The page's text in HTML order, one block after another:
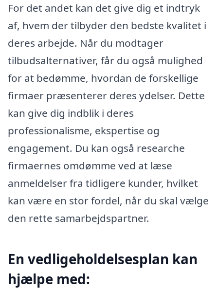
For det andet kan det give dig et indtryk
af, hvem der tilbyder den bedste kvalitet i
deres arbejde. Når du modtager
tilbudsalternativer, får du også mulighed
for at bedømme, hvordan de forskellige
firmaer præsenterer deres ydelser. Dette
kan give dig indblik i deres
professionalisme, ekspertise og
engagement. Du kan også researche
firmaernes omdømme ved at læse
anmeldelser fra tidligere kunder, hvilket
kan være en stor fordel, når du skal vælge
den rette samarbejdspartner.
En vedligeholdelsesplan kan
hjælpe med: